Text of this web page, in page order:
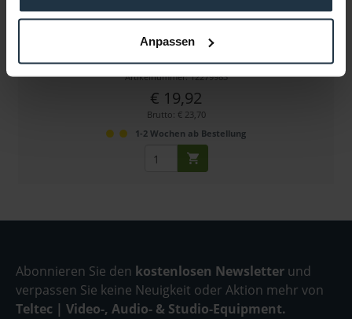
Anpassen
Ambient LP-XLR3F-BK Low-Profile-Stecker
flexibler XLR-Stecker (weiblich, schwarz)
Artikelnummer: 12279983
€ 19,92
Brutto: € 23,70
1-2 Wochen ab Bestellung
Abonnieren Sie den kostenlosen Newsletter und
verpassen Sie keine Neuigkeit oder Aktion mehr von
Teltec | Video-, Audio- & Studio-Equipment.